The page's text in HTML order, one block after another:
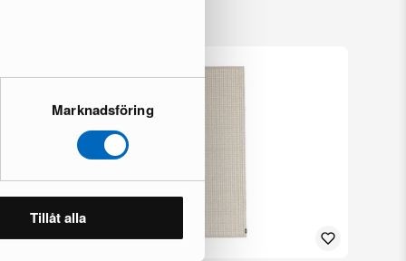
Marknadsföring
Tillåt alla